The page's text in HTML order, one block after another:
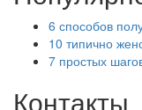
6 способов
10 типично
7 простых
Контакты